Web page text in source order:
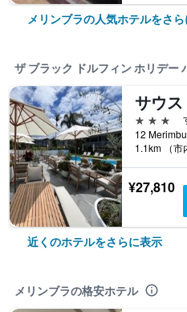
メリンブラの人気ホテルをさ
ザ ブラック ドルフィン ホリデー
3つ星
1.1km （市
¥27,810
近くのホテルをさらに表示
メリンブラの格安ホテル